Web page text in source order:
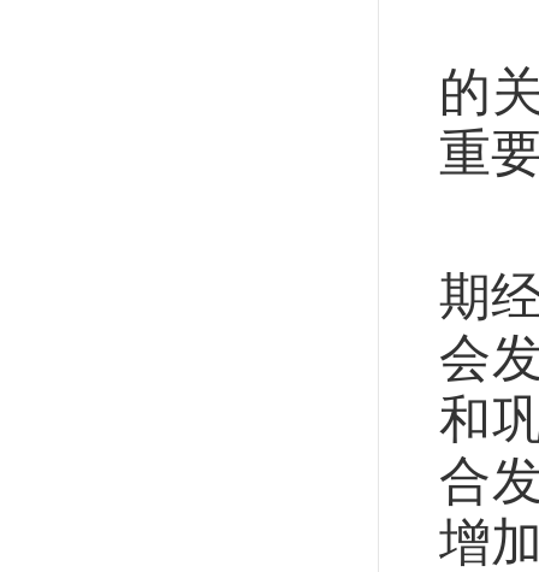
的
重
期
会
和
合
增